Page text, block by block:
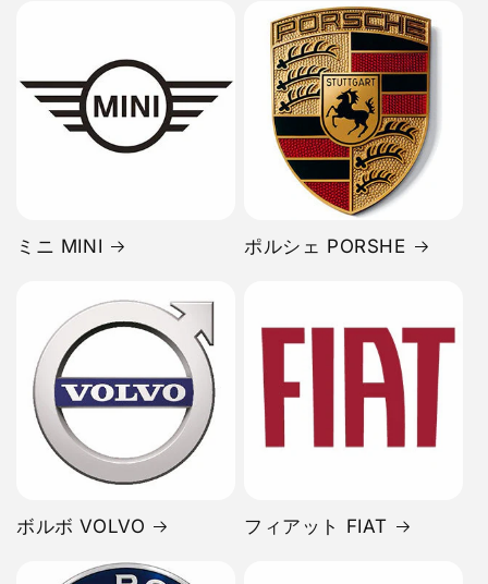
ミニ MINI ポルシェ PORSHE
ボルボ VOLVO フィアット FIAT